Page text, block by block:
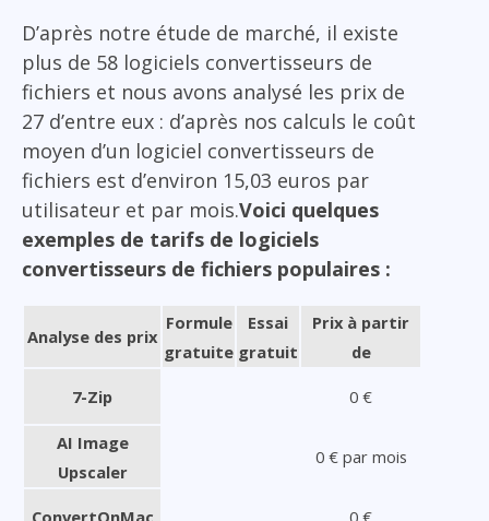
D’après notre étude de marché, il existe
plus de 58 logiciels convertisseurs de
fichiers et nous avons analysé les prix de
27 d’entre eux : d’après nos calculs le coût
moyen d’un logiciel convertisseurs de
fichiers est d’environ 15,03 euros par
utilisateur et par mois.Voici quelques
exemples de tarifs de logiciels
convertisseurs de fichiers populaires :
Analyse des prix
Formule
gratuite
Essai
gratuit
Prix à partir
de
7-Zip 0 €
AI Image
Upscaler
0 € par mois
ConvertOnMac 0 €